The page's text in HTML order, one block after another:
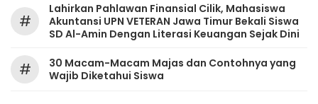
#
Lahirkan Pahlawan Finansial Cilik, Mahasiswa
Akuntansi UPN VETERAN Jawa Timur Bekali Siswa
SD Al-Amin Dengan Literasi Keuangan Sejak Dini
#
30 Macam-Macam Majas dan Contohnya yang
Wajib Diketahui Siswa